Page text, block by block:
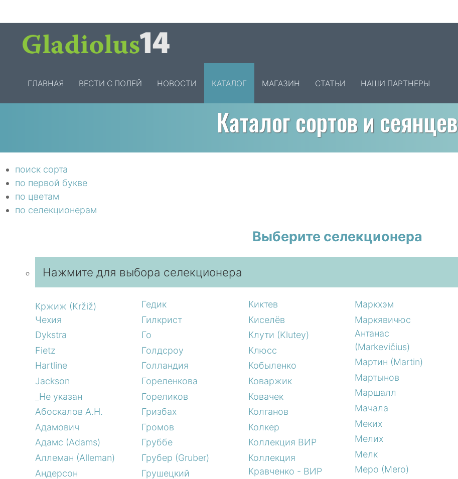
ГЛАВНАЯ ВЕСТИ С ПОЛЕЙ НОВОСТИ КАТАЛОГ МАГАЗИН СТАТЬИ НАШИ ПАРТНЕРЫ
Каталог сортов и сеянцев
поиск сорта
по первой букве
по цветам
по селекционерам
Выберите селекционера
Нажмите для выбора селекционера
Кржиж (Kržiž)
Чехия
Dykstra
Fietz
Hartline
Jackson
_Не указан
Абоскалов А.Н.
Адамович
Адамс (Adams)
Аллеман (Alleman)
Андерсон
Гедик
Гилкрист
Го
Голдсроу
Голландия
Гореленкова
Гореликов
Гризбах
Громов
Груббе
Грубер (Gruber)
Грушецкий
Киктев
Киселёв
Клути (Klutey)
Клюсс
Кобыленко
Коваржик
Ковачек
Колганов
Колкер
Коллекция ВИР
Коллекция
Кравченко - ВИР
Маркхэм
Маркявичюс
Антанас
(Markevičius)
Мартин (Martin)
Мартынов
Маршалл
Мачала
Меких
Мелих
Мелк
Меро (Mero)